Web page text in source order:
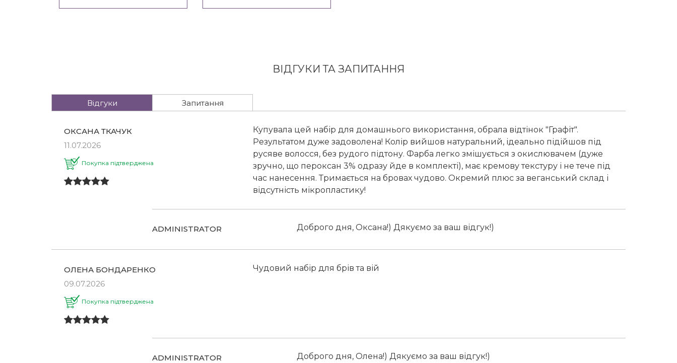
ВІДГУКИ ТА ЗАПИТАННЯ
Відгуки Запитання
ОКСАНА ТКАЧУК
11.07.2026
Покупка підтверджена
Купувала цей набір для домашнього використання, обрала відтінок "Графіт".
Результатом дуже задоволена! Колір вийшов натуральний, ідеально підійшов під
русяве волосся, без рудого підтону. Фарба легко змішується з окислювачем (дуже
зручно, що пероксан 3% одразу йде в комплекті), має кремову текстуру і не тече під
час нанесення. Тримається на бровах чудово. Окремий плюс за веганський склад і
відсутність мікропластику!
ADMINISTRATOR Доброго дня, Оксана!) Дякуємо за ваш відгук!)
ОЛЕНА БОНДАРЕНКО
09.07.2026
Покупка підтверджена
Чудовий набір для брів та вій
ADMINISTRATOR Доброго дня, Олена!) Дякуємо за ваш відгук!)